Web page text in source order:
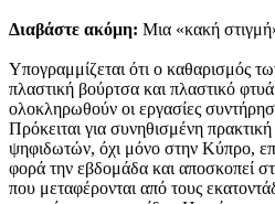
Διαβάστε ακόμη: Μια «κακή
Υπογραμμίζεται ότι ο καθαρισμός
πλαστική βούρτσα και πλαστικό
ολοκληρωθούν οι εργασίες
Πρόκειται για συνηθισμένη
ψηφιδωτών, όχι μόνο στην Κύπρο,
φορά την εβδομάδα και αποσκοπεί
που μεταφέρονται από τους